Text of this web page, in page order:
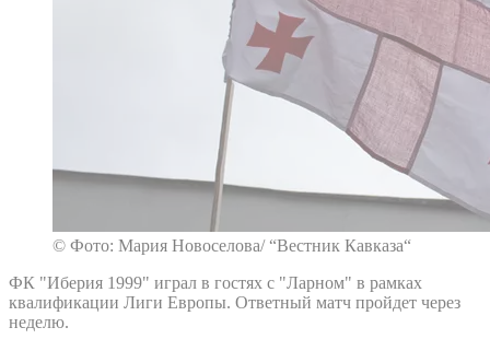
© Фото: Мария Новоселова/ “Вестник Кавказа“
ФК "Иберия 1999" играл в гостях с "Ларном" в рамках
квалификации Лиги Европы. Ответный матч пройдет через
неделю.